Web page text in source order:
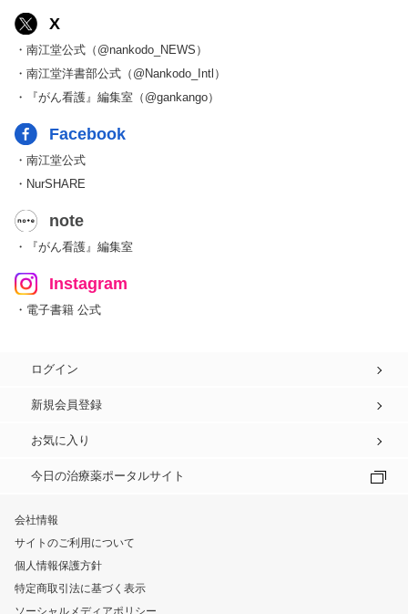
X
・南江堂公式（@nankodo_NEWS）
・南江堂洋書部公式（@Nankodo_Intl）
・『がん看護』編集室（@gankango）
Facebook
・南江堂公式
・NurSHARE
note
・『がん看護』編集室
Instagram
・電子書籍 公式
ログイン
新規会員登録
お気に入り
今日の治療薬ポータルサイト
会社情報
サイトのご利用について
個人情報保護方針
特定商取引法に基づく表示
ソーシャルメディアポリシー